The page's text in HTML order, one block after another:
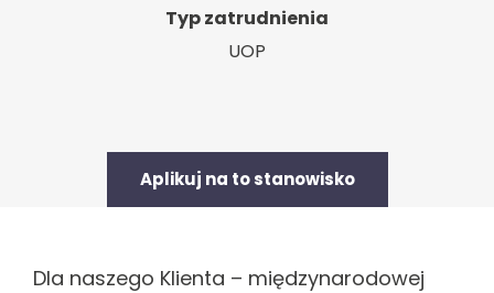
Typ zatrudnienia
UOP
Aplikuj na to stanowisko
Dla naszego Klienta – międzynarodowej